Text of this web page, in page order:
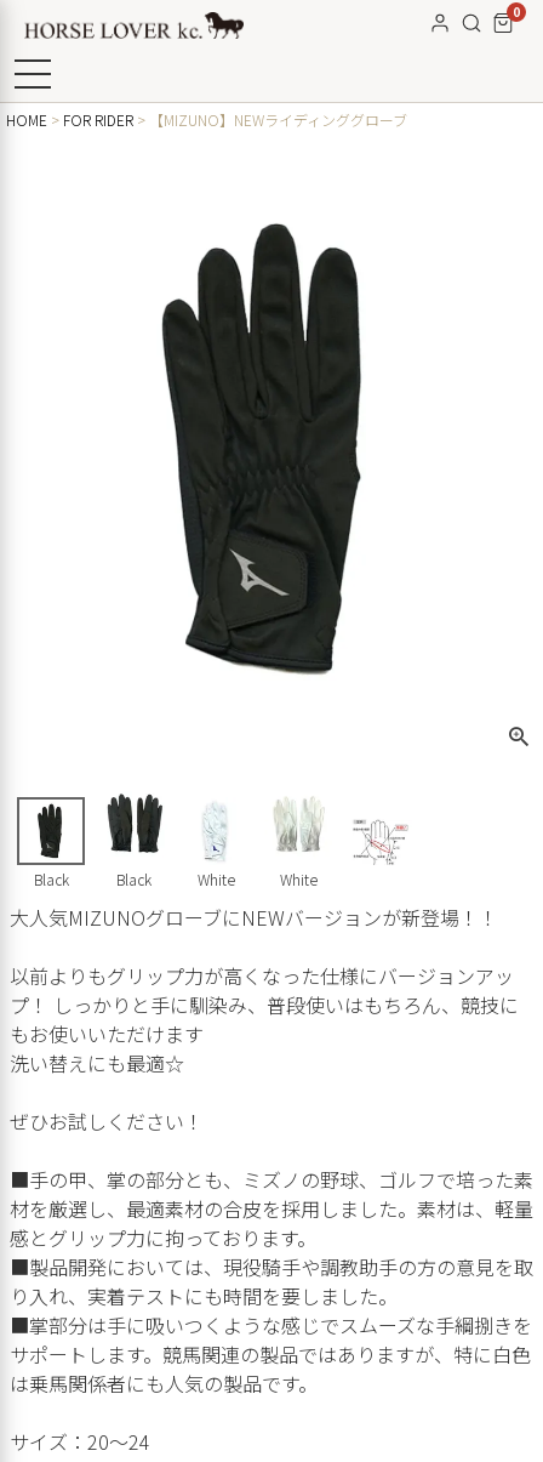
0
HOME FOR RIDER 【MIZUNO】NEWライディンググローブ
Black Black White White
大人気MIZUNOグローブにNEWバージョンが新登場！！
以前よりもグリップ力が高くなった仕様にバージョンアッ
プ！ しっかりと手に馴染み、普段使いはもちろん、競技に
もお使いいただけます
洗い替えにも最適☆
ぜひお試しください！
■手の甲、掌の部分とも、ミズノの野球、ゴルフで培った素
材を厳選し、最適素材の合皮を採用しました。素材は、軽量
感とグリップ力に拘っております。
■製品開発においては、現役騎手や調教助手の方の意見を取
り入れ、実着テストにも時間を要しました。
■掌部分は手に吸いつくような感じでスムーズな手綱捌きを
サポートします。競馬関連の製品ではありますが、特に白色
は乗馬関係者にも人気の製品です。
サイズ：20～24